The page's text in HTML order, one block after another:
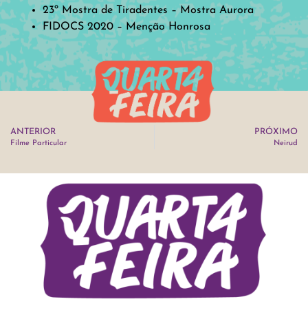
23º Mostra de Tiradentes – Mostra Aurora
FIDOCS 2020 – Menção Honrosa
ANTERIOR
Filme Particular
PRÓXIMO
Neirud